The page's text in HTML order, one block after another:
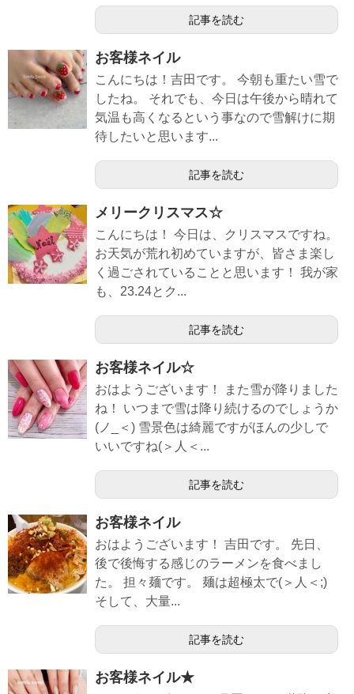
記事を読む
お客様ネイル
こんにちは！吉田です。 今朝も重たい雪で
したね。 それでも、今日は午後から晴れて
気温も高くなるという事なので雪解けに期
待したいと思います...
記事を読む
メリークリスマス☆
こんにちは！ 今日は、クリスマスですね。
お天気が荒れ初めていますが、皆さま楽し
く過ごされていることと思います！ 我が家
も、23.24とク...
記事を読む
お客様ネイル☆
おはようございます！ また雪が降りました
ね！ いつまで雪は降り続けるのでしょうか
(ノ_＜) 雪景色は綺麗ですがほんの少しで
いいですね(＞人＜...
記事を読む
お客様ネイル
おはようございます！ 吉田です。 先日、
後で後悔する感じのラーメンを食べまし
た。 担々麺です。 麺は超極太で(＞人＜;)
そして、大量...
記事を読む
お客様ネイル★